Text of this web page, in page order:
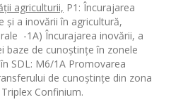
agriculturii, P1: Încurajarea
și a inovării în agricultură,
-1A) Încurajarea inovării, a
baze de cunoștințe în zonele
SDL: M6/1A Promovarea
de cunoștințe din zona
Confinium.